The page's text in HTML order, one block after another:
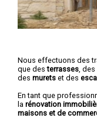
Nous effectuons des
que desterrasses , des
des murets et des
En tant que
la rénovation
maisons et de